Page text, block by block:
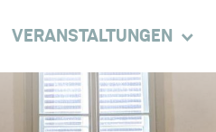
VERANSTALTUNGEN